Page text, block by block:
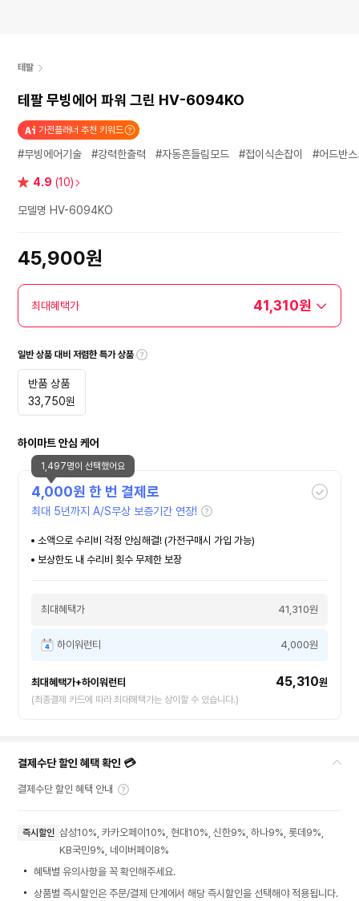
테팔
테팔 무빙에어 파워 그린 HV-6094KO
가전플래너 추천 키워드
#무빙에어기술 #강력한출력 #자동흔들림모드 #접이식손잡이 #어드반
별 4.9 (10)
모델명 HV-6094KO
45,900원
최대혜택가 41,310원
일반 상품 대비 저렴한 특가 상품
반품 상품
33,750원
하이마트 안심 케어
4,000원 한 번 결제로
최대 5년까지 A/S무상 보증기간 연장!
소액으로 수리비 걱정 안심해결! (가전구매시 가입 가능)
보상한도 내 수리비 횟수 무제한 보장
최대혜택가 41,310원
하이워런티 4,000원
최대혜택가+하이워런티 45,310원
(최종결제 카드에 따라 최대혜택가는 상이할 수 있습니다.)
1,497명이 선택했어요
결제수단 할인 혜택 확인 💳
결제수단 할인 혜택 안내
즉시할인 삼성10%, 카카오페이10%, 현대10%, 신한9%, 하나9%, 롯데9%,
KB국민9%, 네이버페이8%
혜택별 유의사항을 꼭 확인해주세요.
상품별 즉시할인은 주문/결제 단계에서 해당 즉시할인을 선택해야 적용됩니다.